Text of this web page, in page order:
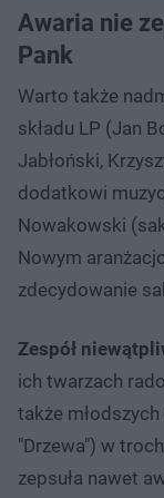
Awaria nie
Pank
Warto także
składu LP (Jan
Jabłoński,
dodatkowi
Nowakowski
Nowym
zdecydowanie
Zespół
ich twarzach
także
"Drzewa") w
zepsuła nawet